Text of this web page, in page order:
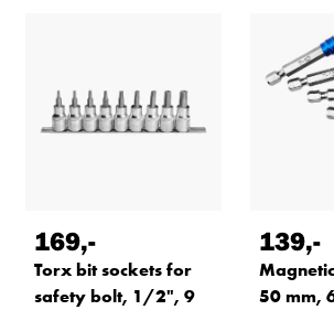
169,-
Torx bit sockets for
safety bolt, 1/2", 9
139,-
50 mm,